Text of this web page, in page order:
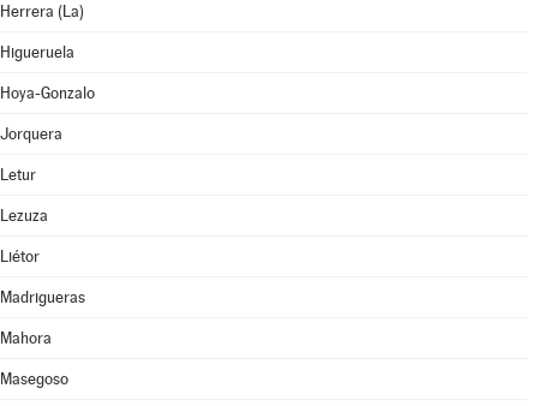
Herrera (La)
Higueruela
Hoya-Gonzalo
Jorquera
Letur
Lezuza
Liétor
Madrigueras
Mahora
Masegoso